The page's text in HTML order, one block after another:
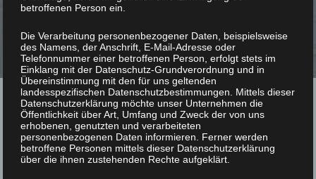
betroffenen Person ein.
Die Verarbeitung personenbezogener Daten, beispielsweise
des Namens, der Anschrift, E-Mail-Adresse oder
Telefonnummer einer betroffenen Person, erfolgt stets im
Einklang mit der Datenschutz-Grundverordnung und in
Übereinstimmung mit den für uns geltenden
landesspezifischen Datenschutzbestimmungen. Mittels dieser
Datenschutzerklärung möchte unser Unternehmen die
Öffentlichkeit über Art, Umfang und Zweck der von uns
erhobenen, genutzten und verarbeiteten
personenbezogenen Daten informieren. Ferner werden
betroffene Personen mittels dieser Datenschutzerklärung
über die ihnen zustehenden Rechte aufgeklärt.